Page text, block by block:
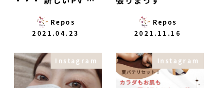
Repos
2021.04.23
Repos
2021.11.16
Instagram Instagram